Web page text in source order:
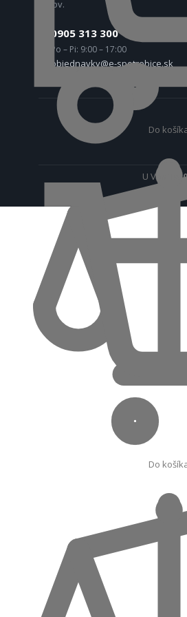
Do
U Vás 18.
Do
rokov.
0905 313 300
Po – Pi: 9:00 – 17:00
objednavky@e-spotrebice.sk